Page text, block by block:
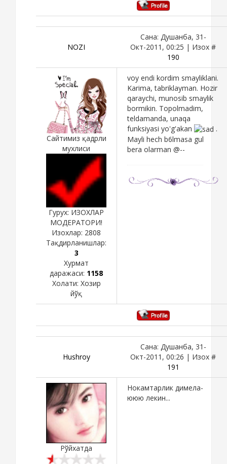
NOZI
Сана: Душанба, 31-
Окт-2011, 00:25 | Изох #
190
Сайтимиз қадрли
мухлиси
Гурух: ИЗОХЛАР
МОДЕРАТОРИ!
Изохлар: 2808
Тақдирланишлар:
3
Хурмат
даражаси: 1158
Холати: Хозир
йўқ
voy endi kordim smayliklani.
Karima, tabriklayman. Hozir
qaraychi, munosib smaylik
bormikin. Topolmadim,
teldamanda, unaqa
funksiyasi yo'g'akan
.
Mayli hech b6lmasa gul
bera olarman @--
Hushroy
Сана: Душанба, 31-
Окт-2011, 00:26 | Изох #
191
Рўйхатда
Нокамтарлик димела-
ююю лекин...